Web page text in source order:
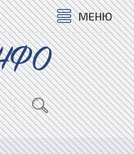
МЕНЮ